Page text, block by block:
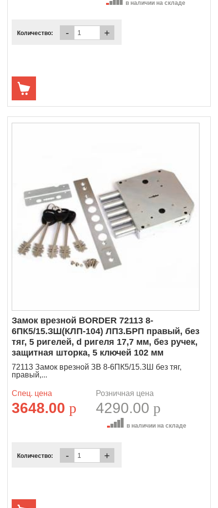
в наличии на складе
Количество: - +
Замок врезной BORDER 72113 8-
6ПК5/15.ЗШ(КЛП-104) ЛП3.БРП правый, без
тяг, 5 ригелей, d ригеля 17,7 мм, без ручек,
защитная шторка, 5 ключей 102 мм
72113 Замок врезной ЗВ 8-6ПК5/15.ЗШ без тяг,
правый,...
Спец. цена
3648.00 p
Розничная цена
4290.00 p
в наличии на складе
Количество: - +